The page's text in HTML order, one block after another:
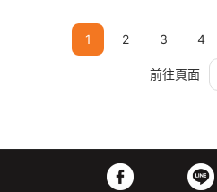
1 2 3 4
前往頁面